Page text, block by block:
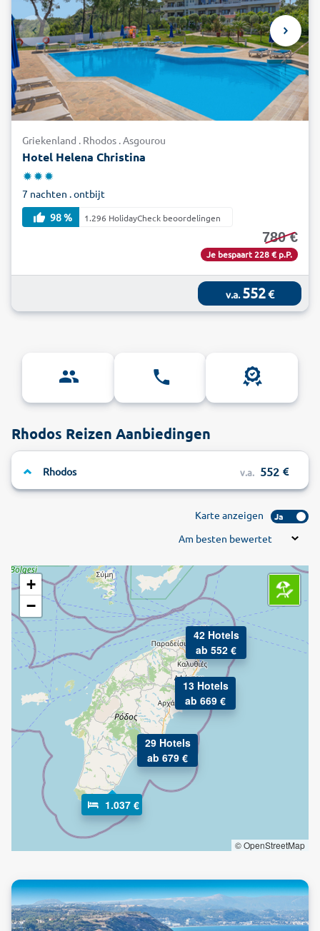
Griekenland . Rhodos . Asgourou
Hotel Helena Christina
7 nachten . ontbijt
98 %
1.296 HolidayCheck beoordelingen
780 €
Je bespaart 228 € p.P.
v.a.552€
Rhodos Reizen Aanbiedingen
Rhodos v.a. 552
Karte anzeigen Ja
Am besten bewertet
13 Hotels
ab 669 €
29 Hotels
ab 679 €
42 Hotels
ab 552 €
1.037 €
+
−
© OpenStreetMap